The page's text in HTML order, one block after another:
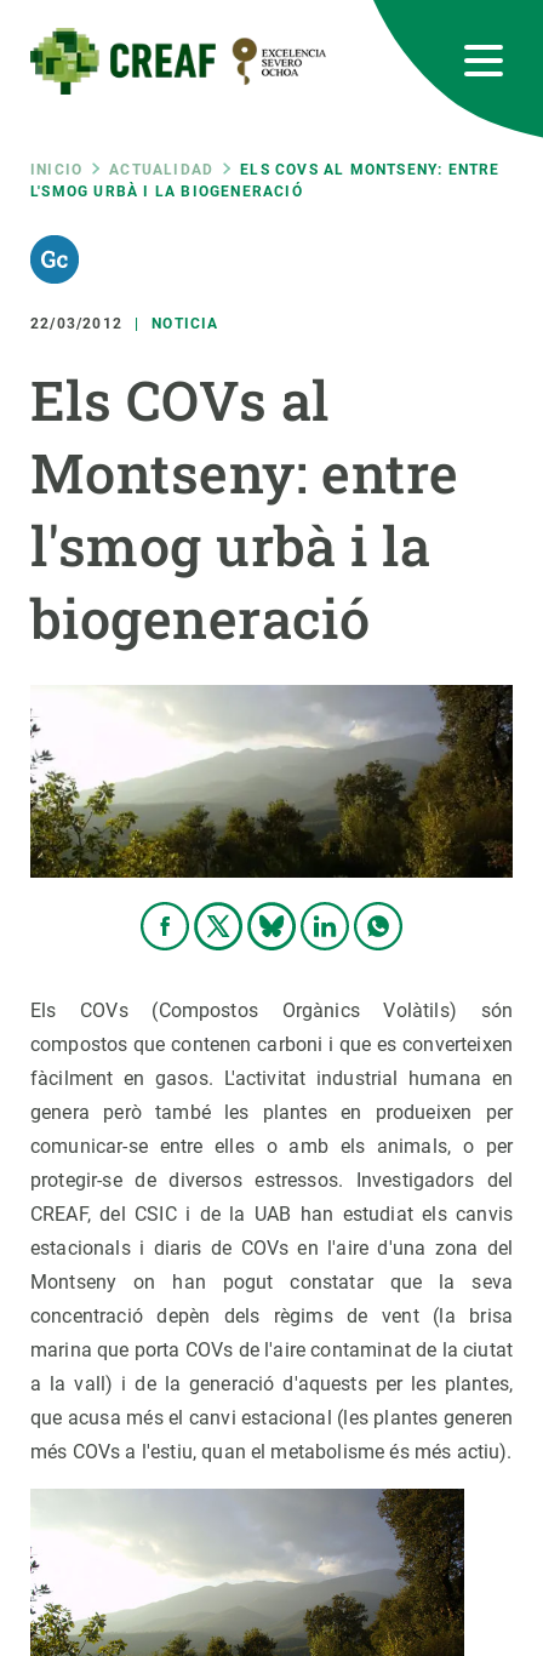
contenido
principal
Ruta
de
navegación
INICIO ACTUALIDAD
ELS COVS AL MONTSENY: ENTRE
L'SMOG URBÀ I LA BIOGENERACIÓ
22/03/2012 NOTICIA
Els COVs al
Montseny: entre
l'smog urbà i la
biogeneració
Els COVs (Compostos Orgànics Volàtils) són
compostos que contenen carboni i que es converteixen
fàcilment en gasos. L'activitat industrial humana en
genera però també les plantes en produeixen per
comunicar-se entre elles o amb els animals, o per
protegir-se de diversos estressos. Investigadors del
CREAF, del CSIC i de la UAB han estudiat els canvis
estacionals i diaris de COVs en l'aire d'una zona del
Montseny on han pogut constatar que la seva
concentració depèn dels règims de vent (la brisa
marina que porta COVs de l'aire contaminat de la ciutat
a la vall) i de la generació d'aquests per les plantes,
que acusa més el canvi estacional (les plantes generen
més COVs a l'estiu, quan el metabolisme és més actiu).
RRSS
Featured
responsive
INTRANET
Responsive
menu
INVESTIGACIÓN
CIENCIA EN ACCIÓN
ÚNETE A NOSOTROS
PARTICIPA
NOTICIAS Y AGENDA